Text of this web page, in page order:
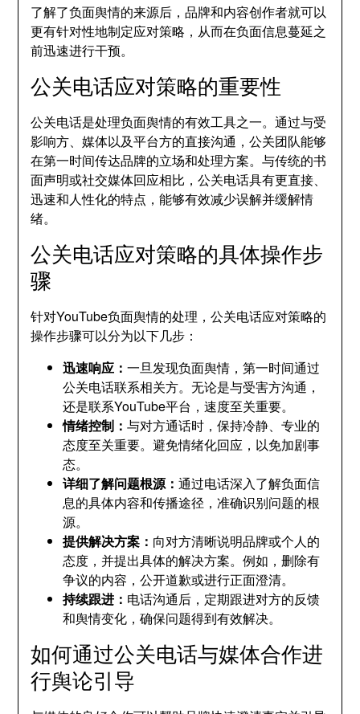
了解了负面舆情的来源后，品牌和内容创作者就可以
更有针对性地制定应对策略，从而在负面信息蔓延之
前迅速进行干预。
公关电话应对策略的重要性
公关电话是处理负面舆情的有效工具之一。通过与受
影响方、媒体以及平台方的直接沟通，公关团队能够
在第一时间传达品牌的立场和处理方案。与传统的书
面声明或社交媒体回应相比，公关电话具有更直接、
迅速和人性化的特点，能够有效减少误解并缓解情
绪。
公关电话应对策略的具体操作步
骤
针对YouTube负面舆情的处理，公关电话应对策略的
操作步骤可以分为以下几步：
迅速响应：一旦发现负面舆情，第一时间通过
公关电话联系相关方。无论是与受害方沟通，
还是联系YouTube平台，速度至关重要。
情绪控制：与对方通话时，保持冷静、专业的
态度至关重要。避免情绪化回应，以免加剧事
态。
详细了解问题根源：通过电话深入了解负面信
息的具体内容和传播途径，准确识别问题的根
源。
提供解决方案： 向对方清晰说明品牌或个人的
态度，并提出具体的解决方案。例如，删除有
争议的内容，公开道歉或进行正面澄清。
持续跟进： 电话沟通后，定期跟进对方的反馈
和舆情变化，确保问题得到有效解决。
如何通过公关电话与媒体合作进
行舆论引导